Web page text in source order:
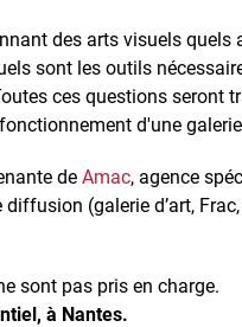
des arts visuels
sont les outils
ces questions seront
d'une
de Amac, agence
(galerie d’art,
sont pas pris en charge.
à Nantes.